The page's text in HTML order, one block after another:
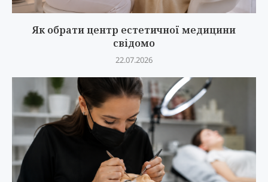
Як обрати центр естетичної медицини
свідомо
22.07.2026